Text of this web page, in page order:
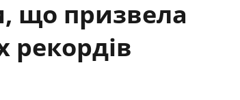
що призвела
рекордів